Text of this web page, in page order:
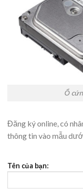
Ổ
Đăng ký online, có
thông tin vào mẫu
Tên của bạn: